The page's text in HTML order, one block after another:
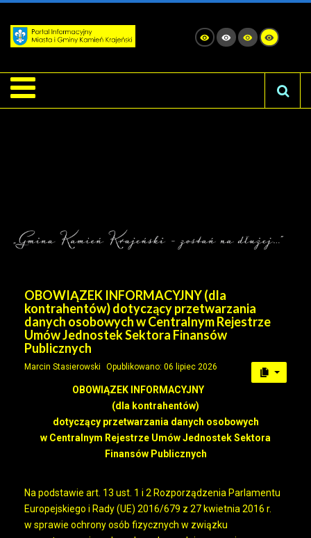
OBOWIĄZEK INFORMACYJNY (dla
kontrahentów) dotyczący przetwarzania
danych osobowych w Centralnym Rejestrze
Umów Jednostek Sektora Finansów
Publicznych
Marcin Stasierowski Opublikowano: 06 lipiec 2026
OBOWIĄZEK INFORMACYJNY
(dla kontrahentów)
dotyczący przetwarzania danych osobowych
w Centralnym Rejestrze Umów Jednostek Sektora
Finansów Publicznych
Na podstawie art. 13 ust. 1 i 2 Rozporządzenia Parlamentu
Europejskiego i Rady (UE) 2016/679 z 27 kwietnia 2016 r.
w sprawie ochrony osób fizycznych w związku